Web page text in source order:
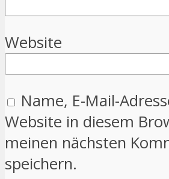
Website
Name, E-Mail-
Website in diesem
meinen nächsten
speichern.